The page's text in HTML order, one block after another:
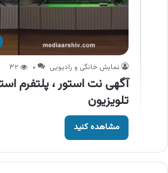
نمایش خانگی و رادیویی ۰ ۳۲
آگهی نت استور ، پلتفرم
تلویزیون
مشاهده کنید